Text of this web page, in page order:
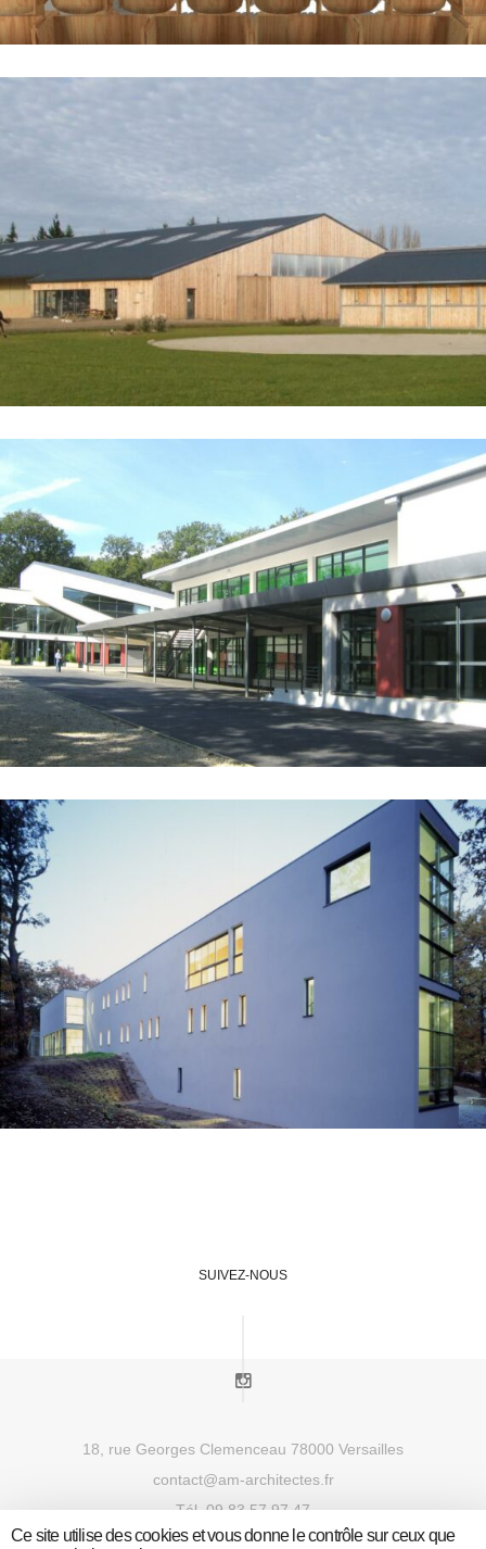
SUIVEZ-NOUS
18, rue Georges Clemenceau 78000 Versailles
contact@am-architectes.fr
Tél. 09 83 57 97 47
Politique de confidentialité
Ce site utilise des cookies et vous donne le contrôle sur ceux que